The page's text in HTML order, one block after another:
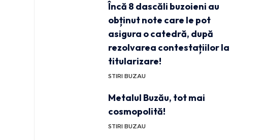
Încă 8 dascăli buzoieni au
obținut note care le pot
asigura o catedră, după
rezolvarea contestațiilor la
titularizare!
STIRI BUZAU
Metalul Buzău, tot mai
cosmopolită!
STIRI BUZAU